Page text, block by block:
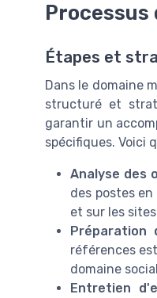
Étapes et
Dans le domaine
structuré et
garantir un
spécifiques. Voici
Analyse des
des postes
et sur les
Préparation
références
domaine
Entretien